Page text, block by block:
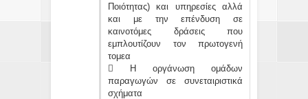
Ποιότητας) και υπηρεσίες αλλά
και με την επένδυση σε
καινοτόμες δράσεις που
εμπλουτίζουν τον πρωτογενή
τομεα
 Η οργάνωση ομάδων
παραγωγών σε συνεταιριστικά
σχήματα